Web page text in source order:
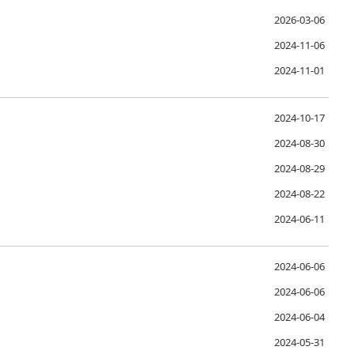
2026-03-06
2024-11-06
2024-11-01
2024-10-17
2024-08-30
2024-08-29
2024-08-22
2024-06-11
2024-06-06
2024-06-06
2024-06-04
2024-05-31